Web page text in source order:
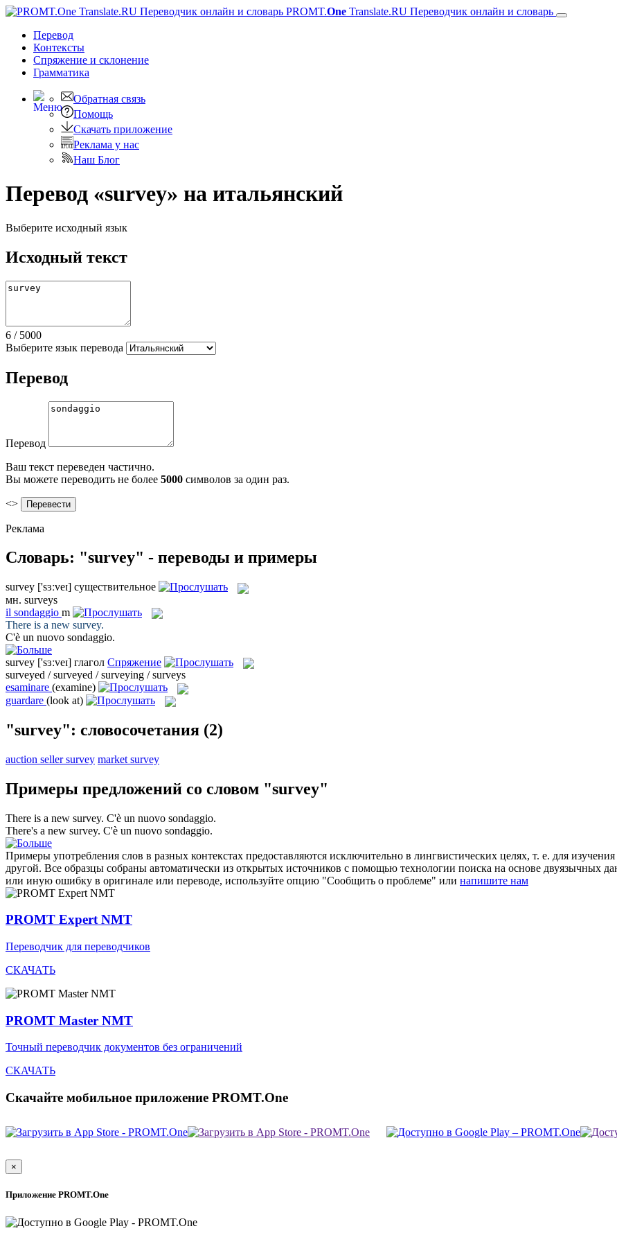
PROMT.One Translate.RU Переводчик онлайн и словарь
Перевод
Контексты
Спряжение и склонение
Грамматика
Обратная связь
Помощь
Скачать приложение
Реклама у нас
Наш Блог
Перевод «survey» на итальянский
Выберите исходный язык
Исходный текст
6 / 5000
Выберите язык перевода
Перевод
Перевод
Ваш текст переведен частично.
Вы можете переводить не более 5000 символов за один раз.
<>
Реклама
Словарь: "survey" - переводы и примеры
survey ['sɜːveɪ] существительное
мн. surveys
il sondaggio m
There is a new survey.
C'è un nuovo sondaggio.
survey ['sɜːveɪ] глагол Спряжение
surveyed / surveyed / surveying / surveys
esaminare (examine)
guardare (look at)
"survey": словосочетания (2)
auction seller survey market survey
Примеры предложений со словом "survey"
There is a new survey. C'è un nuovo sondaggio.
There's a new survey. C'è un nuovo sondaggio.
Примеры употребления слов в разных контекстах предоставляются исключительно в лингвистических целях, т. е. для
другой. Все образцы собраны автоматически из открытых источников с помощью технологии поиска на основе
или иную ошибку в оригинале или переводе, используйте опцию "Сообщить о проблеме" или напишите нам
PROMT Expert NMT
Переводчик для переводчиков
СКАЧАТЬ
PROMT Master NMT
Точный переводчик документов без ограничений
СКАЧАТЬ
Скачайте мобильное приложение PROMT.One
×
Приложение PROMT.One